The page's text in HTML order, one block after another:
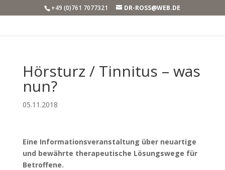
+49 (0)761 7077321 DR-ROSS@WEB.DE
Hörsturz / Tinnitus – was
nun?
05.11.2018
Eine Informationsveranstaltung über neuartige
und bewährte therapeutische Lösungswege für
Betroffene.